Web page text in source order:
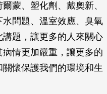
蒙、塑化劑、戴奧新、
問題、溫室效應、臭氧
題，讓更多的人來關心
情更加嚴重，讓更多的
懷保護我們的環境和生